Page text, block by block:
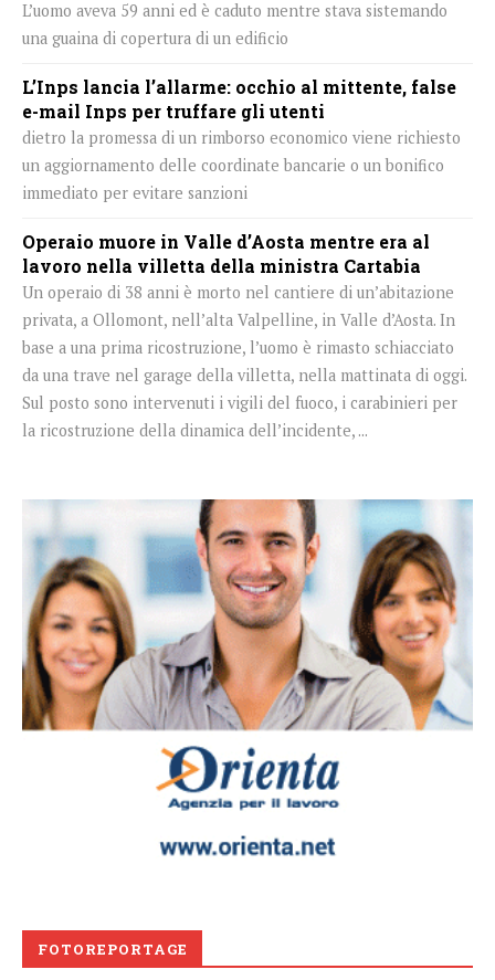
L’uomo aveva 59 anni ed è caduto mentre stava sistemando
una guaina di copertura di un edificio
L’Inps lancia l’allarme: occhio al mittente, false
e-mail Inps per truffare gli utenti
dietro la promessa di un rimborso economico viene richiesto
un aggiornamento delle coordinate bancarie o un bonifico
immediato per evitare sanzioni
Operaio muore in Valle d’Aosta mentre era al
lavoro nella villetta della ministra Cartabia
Un operaio di 38 anni è morto nel cantiere di un’abitazione
privata, a Ollomont, nell’alta Valpelline, in Valle d’Aosta. In
base a una prima ricostruzione, l’uomo è rimasto schiacciato
da una trave nel garage della villetta, nella mattinata di oggi.
Sul posto sono intervenuti i vigili del fuoco, i carabinieri per
la ricostruzione della dinamica dell’incidente, ...
FOTOREPORTAGE